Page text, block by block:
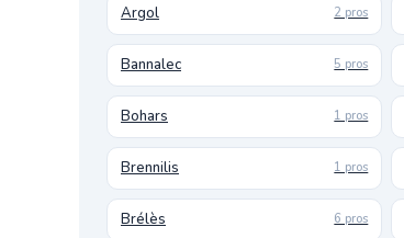
Argol 2 pros
Bannalec 5 pros
Bohars 1 pros
Brennilis 1 pros
Brélès 6 pros